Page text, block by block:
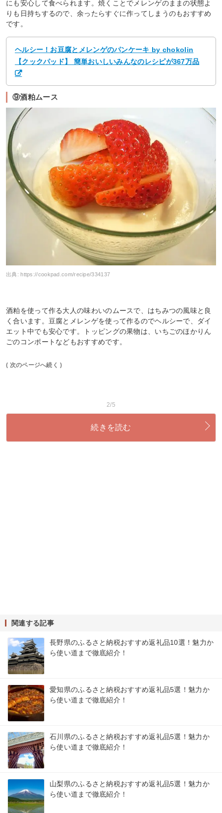
にも安心して食べられます。焼くことでメレンゲのままの状態よ
りも日持ちするので、余ったらすぐに作ってしまうのもおすすめ
です。
ヘルシー！お豆腐とメレンゲのパンケーキ by chokolin
【クックパッド】 簡単おいしいみんなのレシピが367万品
⑨酒粕ムース
出典: https://cookpad.com/recipe/334137
酒粕を使って作る大人の味わいのムースで、はちみつの風味と良
く合います。豆腐とメレンゲを使って作るのでヘルシーで、ダイ
エット中でも安心です。トッピングの果物は、いちごのほかりん
ごのコンポートなどもおすすめです。
( 次のページへ続く )
2/5
続きを読む
関連する記事
長野県のふるさと納税おすすめ返礼品10選！魅力か
ら使い道まで徹底紹介！
愛知県のふるさと納税おすすめ返礼品5選！魅力か
ら使い道まで徹底紹介！
石川県のふるさと納税おすすめ返礼品5選！魅力か
ら使い道まで徹底紹介！
山梨県のふるさと納税おすすめ返礼品5選！魅力か
ら使い道まで徹底紹介！